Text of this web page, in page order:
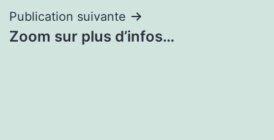
Publication suivante
Zoom sur plus d’infos…